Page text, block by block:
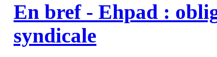
En bref - Ehpad :
syndicale